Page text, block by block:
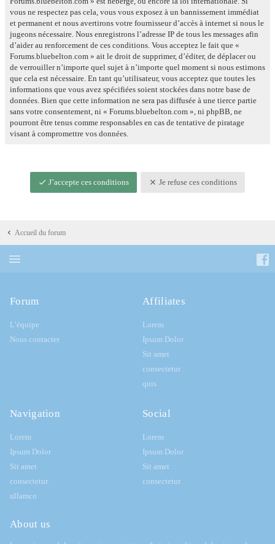
vous ne respectez pas cela, vous vous exposez à un bannissement immédiat
et permanent et nous avertirons votre fournisseur d’accès à internet si nous le
jugeons nécessaire. Nous enregistrons l’adresse IP de tous les messages afin
d’aider au renforcement de ces conditions. Vous acceptez le fait que «
Forums.bluebelton.com » ait le droit de supprimer, d’éditer, de déplacer ou
de verrouiller n’importe quel sujet à n’importe quel moment si nous estimons
que cela est nécessaire. En tant qu’utilisateur, vous acceptez que toutes les
informations que vous avez spécifiées soient stockées dans notre base de
données. Bien que cette information ne sera pas diffusée à une tierce partie
sans votre consentement, ni « Forums.bluebelton.com », ni phpBB, ne
pourront être tenus comme responsables en cas de tentative de piratage
visant à compromettre vos données.
J’accepte ces conditions Je refuse ces conditions
Accueil du forum
Forum
L’équipe
Nous contacter
Affiliates
Lorem
Ipsum Dolor
Sit amet
consectetur
quis
Navigation
Lorem
Ipsum Dolor
Sit amet
consectetur
ullamco
Social
Lorem
Ipsum Dolor
Sit amet
consectetur
About us